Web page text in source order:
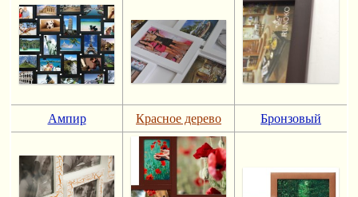
Ампир Красное дерево Бронзовый